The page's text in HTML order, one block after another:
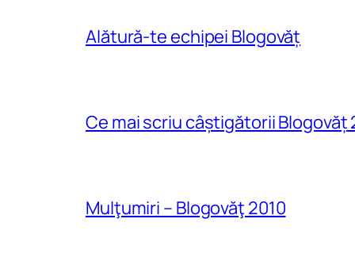
Alătură-te echipei Blogovăț
Ce mai scriu câștigătorii Blogovăț
Mulţumiri – Blogovăţ 2010